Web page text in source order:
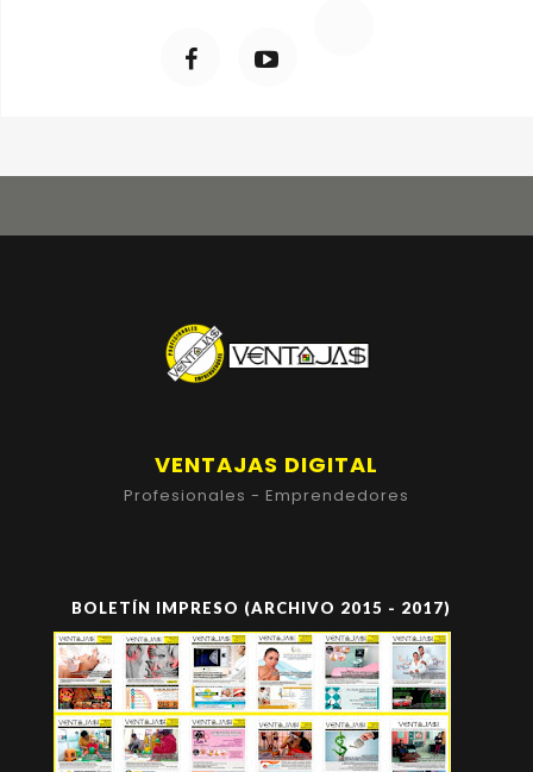
VENTAJAS DIGITAL
Profesionales - Emprendedores
BOLETÍN IMPRESO (ARCHIVO 2015 - 2017)